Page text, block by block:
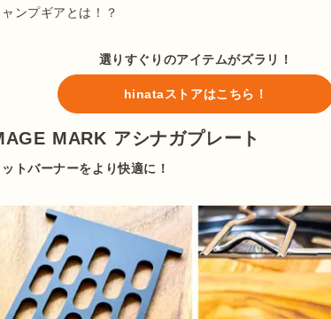
ンプギアとは！？
選りすぐりのアイテムがズラリ！
hinataストアはこちら！
MARK アシナガプレート
トバーナーをより快適に！